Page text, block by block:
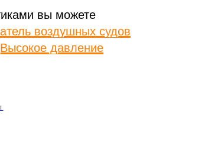
вы можете
воздушных судов
давление